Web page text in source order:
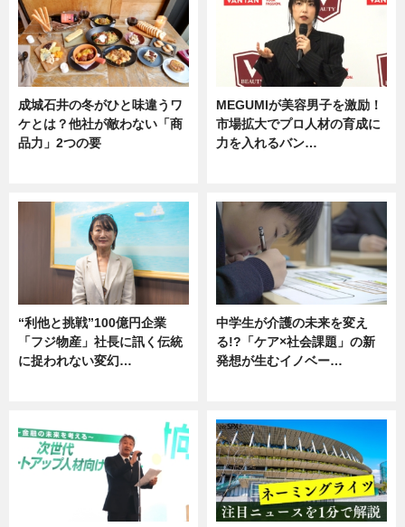
成城石井の冬がひと味違うワ
ケとは？他社が敵わない「商
品力」2つの要
MEGUMIが美容男子を激励！
市場拡大でプロ人材の育成に
力を入れるバン…
“利他と挑戦”100億円企業
「フジ物産」社長に訊く伝統
に捉われない変幻…
中学生が介護の未来を変え
る!?「ケア×社会課題」の新
発想が生むイノベー…